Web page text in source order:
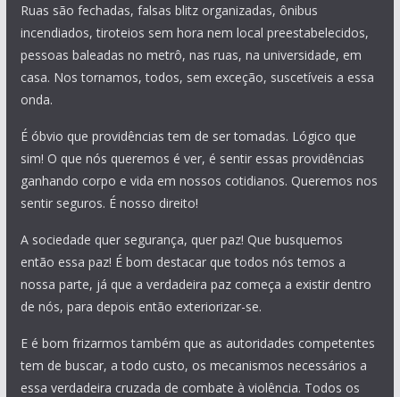
Ruas são fechadas, falsas blitz organizadas, ônibus
incendiados, tiroteios sem hora nem local preestabelecidos,
pessoas baleadas no metrô, nas ruas, na universidade, em
casa. Nos tornamos, todos, sem exceção, suscetíveis a essa
onda.
É óbvio que providências tem de ser tomadas. Lógico que
sim! O que nós queremos é ver, é sentir essas providências
ganhando corpo e vida em nossos cotidianos. Queremos nos
sentir seguros. É nosso direito!
A sociedade quer segurança, quer paz! Que busquemos
então essa paz! É bom destacar que todos nós temos a
nossa parte, já que a verdadeira paz começa a existir dentro
de nós, para depois então exteriorizar-se.
E é bom frizarmos também que as autoridades competentes
tem de buscar, a todo custo, os mecanismos necessários a
essa verdadeira cruzada de combate à violência. Todos os